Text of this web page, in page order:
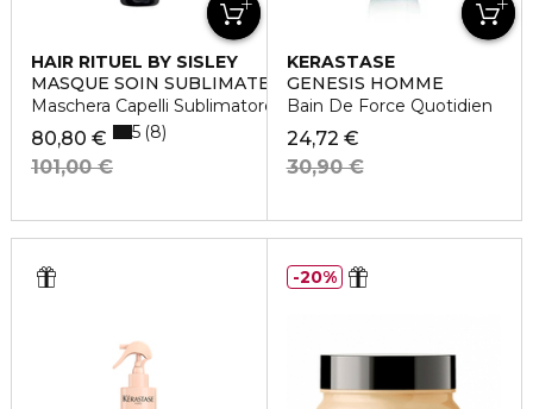
HAIR RITUEL BY SISLEY
MASQUE SOIN SUBLIMATEUR DE COULEUR
Maschera Capelli Sublimatore Colore
80,80 €
101,00 €
5 8
KERASTASE
GENESIS HOMME
Bain De Force Quotidien
24,72 €
30,90 €
20%